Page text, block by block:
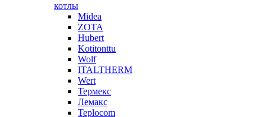
котлы
Midea
ZOTA
Hubert
Kotitonttu
Wolf
ITALTHERM
Wert
Термекс
Лемакс
Teplocom